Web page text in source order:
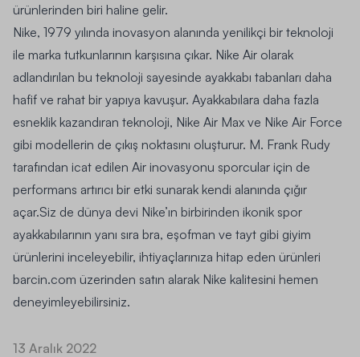
ürünlerinden biri haline gelir.
Nike, 1979 yılında inovasyon alanında yenilikçi bir teknoloji
ile marka tutkunlarının karşısına çıkar. Nike Air olarak
adlandırılan bu teknoloji sayesinde ayakkabı tabanları daha
hafif ve rahat bir yapıya kavuşur. Ayakkabılara daha fazla
esneklik kazandıran teknoloji, Nike Air Max ve Nike Air Force
gibi modellerin de çıkış noktasını oluşturur. M. Frank Rudy
tarafından icat edilen Air inovasyonu sporcular için de
performans artırıcı bir etki sunarak kendi alanında çığır
açar.Siz de dünya devi Nike’ın birbirinden ikonik spor
ayakkabılarının yanı sıra bra, eşofman ve tayt gibi giyim
ürünlerini inceleyebilir, ihtiyaçlarınıza hitap eden ürünleri
barcin.com üzerinden satın alarak Nike kalitesini hemen
deneyimleyebilirsiniz.
13 Aralık 2022